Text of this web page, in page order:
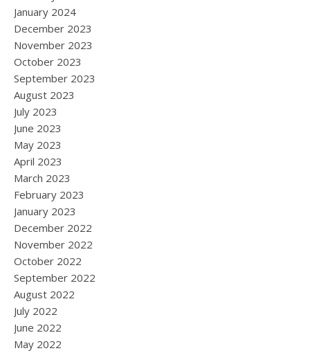
January 2024
December 2023
November 2023
October 2023
September 2023
August 2023
July 2023
June 2023
May 2023
April 2023
March 2023
February 2023
January 2023
December 2022
November 2022
October 2022
September 2022
August 2022
July 2022
June 2022
May 2022